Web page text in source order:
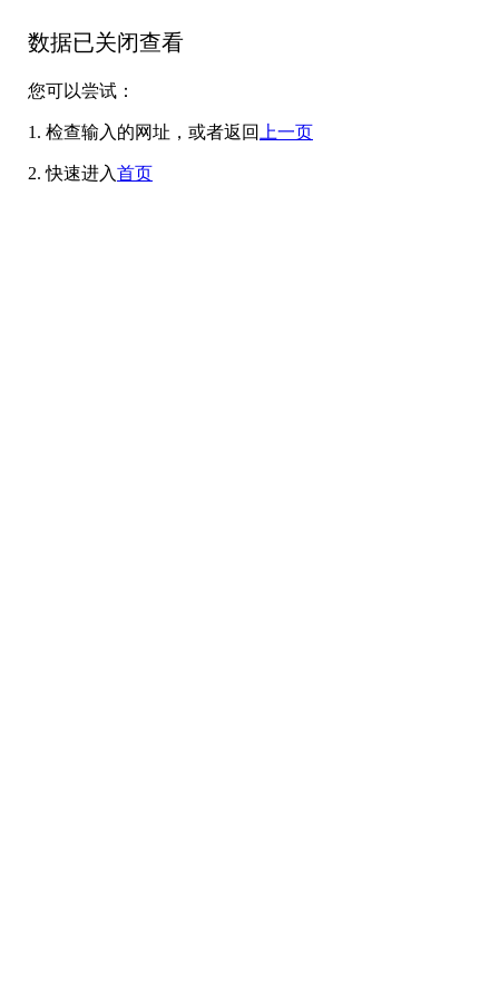
数据已关闭查看
您可以尝试：
1. 检查输入的网址，或者返回 上一页
2. 快速进入首页